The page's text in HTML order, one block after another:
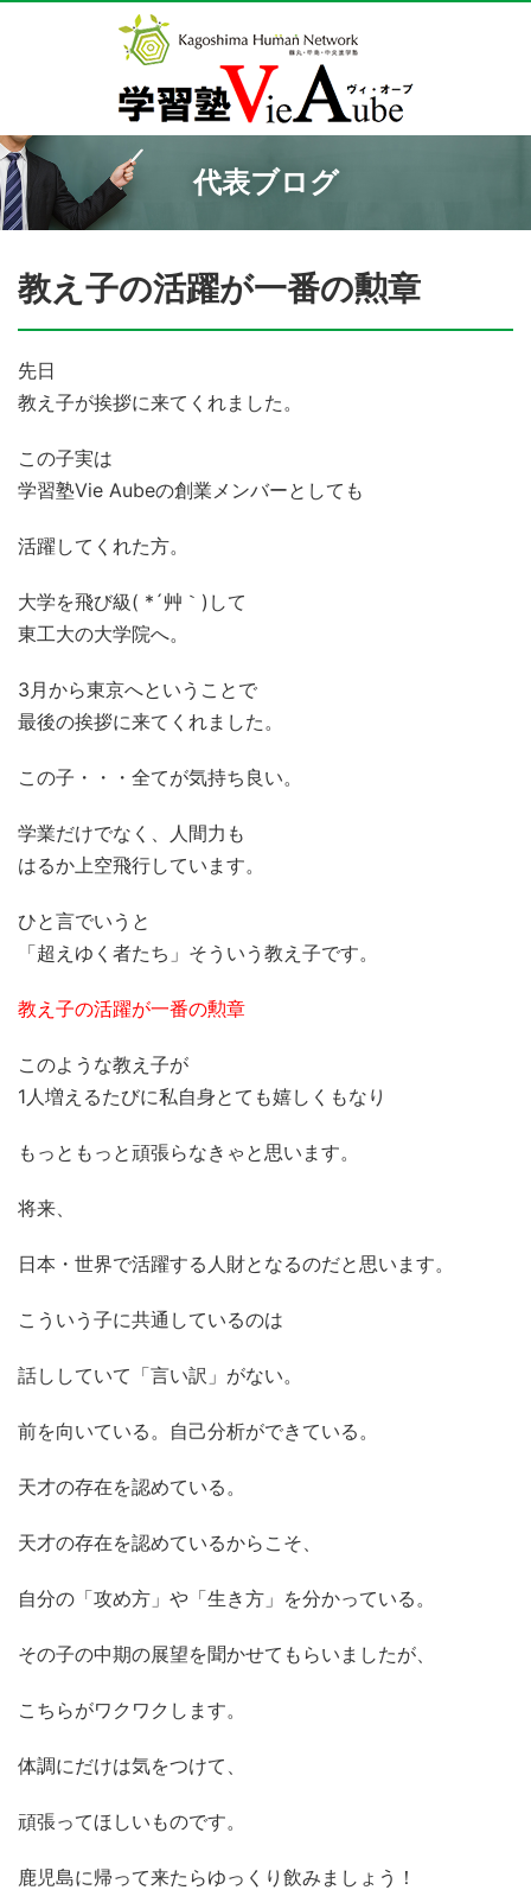
代表ブログ
教え子の活躍が一番の勲章
先日
教え子が挨拶に来てくれました。
この子実は
学習塾Vie Aubeの創業メンバーとしても
活躍してくれた方。
大学を飛び級( *´艸｀)して
東工大の大学院へ。
3月から東京へということで
最後の挨拶に来てくれました。
この子・・・全てが気持ち良い。
学業だけでなく、人間力も
はるか上空飛行しています。
ひと言でいうと
「超えゆく者たち」そういう教え子です。
教え子の活躍が一番の勲章
このような教え子が
1人増えるたびに私自身とても嬉しくもなり
もっともっと頑張らなきゃと思います。
将来、
日本・世界で活躍する人財となるのだと思います。
こういう子に共通しているのは
話ししていて「言い訳」がない。
前を向いている。自己分析ができている。
天才の存在を認めている。
天才の存在を認めているからこそ、
自分の「攻め方」や「生き方」を分かっている。
その子の中期の展望を聞かせてもらいましたが、
こちらがワクワクします。
体調にだけは気をつけて、
頑張ってほしいものです。
鹿児島に帰って来たらゆっくり飲みましょう！